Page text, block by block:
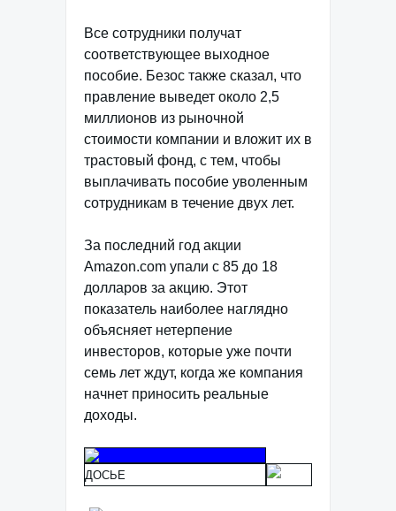
Все сотрудники получат
соответствующее выходное
пособие. Безос также сказал, что
правление выведет около 2,5
миллионов из рыночной
стоимости компании и вложит их в
трастовый фонд, с тем, чтобы
выплачивать пособие уволенным
сотрудникам в течение двух лет.
За последний год акции
Amazon.com упали с 85 до 18
долларов за акцию. Этот
показатель наиболее наглядно
объясняет нетерпение
инвесторов, которые уже почти
семь лет ждут, когда же компания
начнет приносить реальные
доходы.
ДОСЬЕ